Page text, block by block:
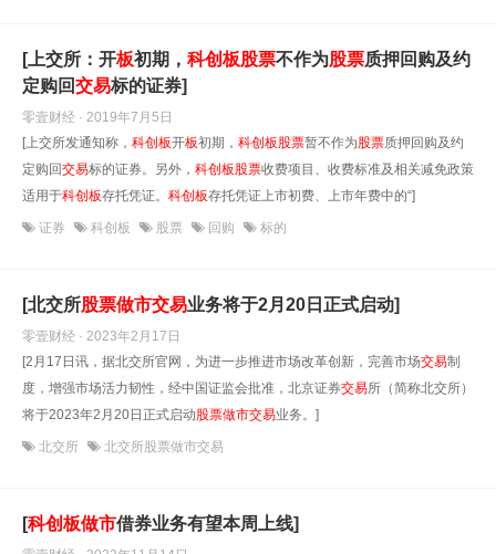
[上交所：开板初期， 科创板股票不作为股票质押回购及约
定购回交易标的证券]
零壹财经 · 2019年7月5日
[上交所发通知称， 科创板开板初期， 科创板股票暂不作为股票质押回购及约
定购回交易标的证券。另外， 科创板股票收费项目、收费标准及相关减免政策
适用于科创板存托凭证。 科创板存托凭证上市初费、上市年费中的“]
证券 科创板 股票 回购 标的
[北交所股票做市交易业务将于2月20日正式启动]
零壹财经 · 2023年2月17日
[2月17日讯，据北交所官网，为进一步推进市场改革创新，完善市场交易制
度，增强市场活力韧性，经中国证监会批准，北京证券交易所（简称北交所）
将于2023年2月20日正式启动股票做市交易业务。]
北交所 北交所股票做市交易
[科创板做市借券业务有望本周上线]